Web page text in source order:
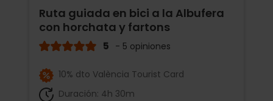
Ruta guiada en bici a la Albufera
con horchata y fartons
5 - 5 opiniones
10% dto València Tourist Card
Duración: 4h 30m